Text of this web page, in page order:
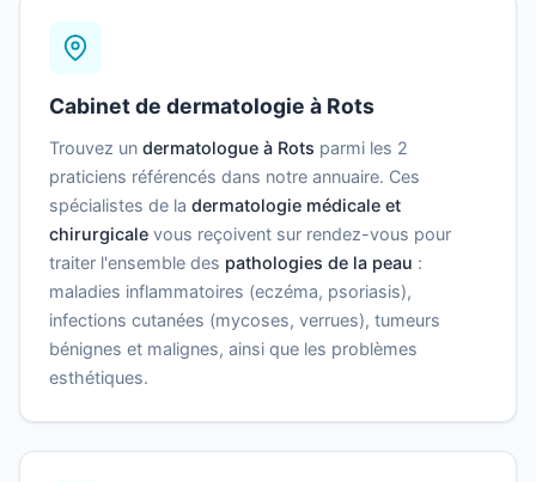
Cabinet de dermatologie à Rots
Trouvez un dermatologue à Rots parmi les 2
praticiens référencés dans notre annuaire. Ces
spécialistes de la dermatologie médicale et
chirurgicale vous reçoivent sur rendez-vous pour
traiter l'ensemble des pathologies de la peau :
maladies inflammatoires (eczéma, psoriasis),
infections cutanées (mycoses, verrues), tumeurs
bénignes et malignes, ainsi que les problèmes
esthétiques.